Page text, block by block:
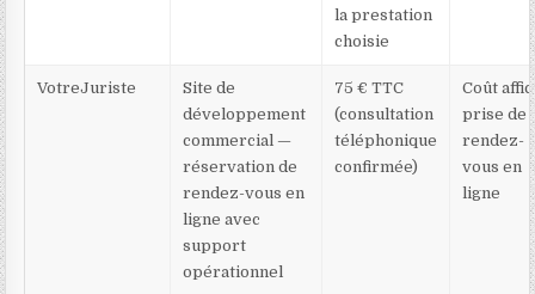
la prestation
choisie
VotreJuriste
Site de
développement
commercial —
réservation de
rendez-vous en
ligne avec
support
opérationnel
75 € TTC
(consultation
téléphonique
confirmée)
Coût
prise de
rendez-
vous en
ligne